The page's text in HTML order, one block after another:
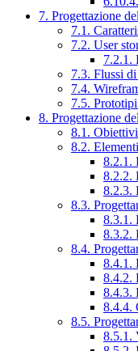
7. Progettazione
7.1.
7.2. User
7.2.1.
7.3. Flussi
7.4.
7.5.
8. Progettazione
8.1.
8.2.
8.2.1.
8.2.2.
8.2.3.
8.3.
8.3.1.
8.3.2.
8.4.
8.4.1.
8.4.2.
8.4.3.
8.4.4.
8.5.
8.5.1.